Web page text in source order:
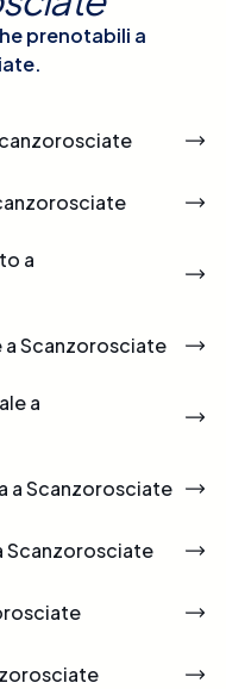
prenotabili a
.
a
Scanzorosciate
a
a Scanzorosciate
Scanzorosciate